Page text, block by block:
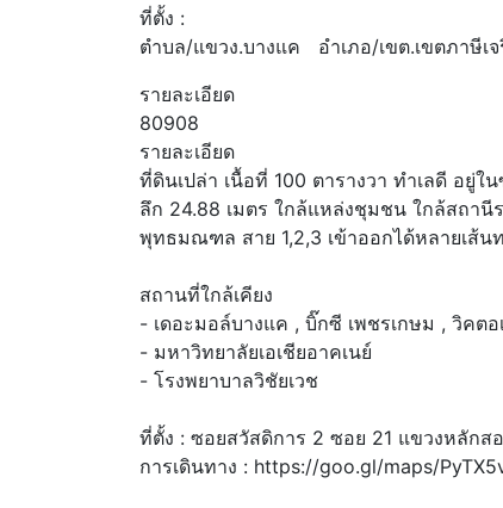
ที่ตั้ง :
ตำบล/แขวง.บางแค อำเภอ/เขต.เขตภาษี
รายละเอียด
80908
รายละเอียด
ที่ดินเปล่า เนื้อที่ 100 ตารางวา ทำเลดี อยู่
ลึก 24.88 เมตร ใกล้แหล่งชุมชน ใกล้สถานี
พุทธมณฑล สาย 1,2,3 เข้าออกได้หลายเส้น
สถานที่ใกล้เคียง
- เดอะมอล์บางแค , บิ๊กซี เพชรเกษม , วิคตอ
- มหาวิทยาลัยเอเชียอาคเนย์
- โรงพยาบาลวิชัยเวช
ที่ตั้ง : ซอยสวัสดิการ 2 ซอย 21 แขวงหลักส
การเดินทาง : https://goo.gl/maps/